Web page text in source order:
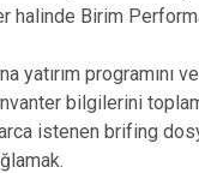
Birim
programını
bilgilerini
istenen brifing